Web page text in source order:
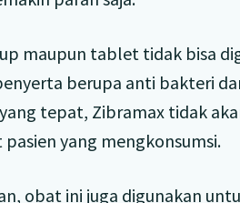
maupun tablet tidak bisa
berupa anti bakteri
tepat, Zibramax tidak
yang mengkonsumsi.
obat ini juga digunakan